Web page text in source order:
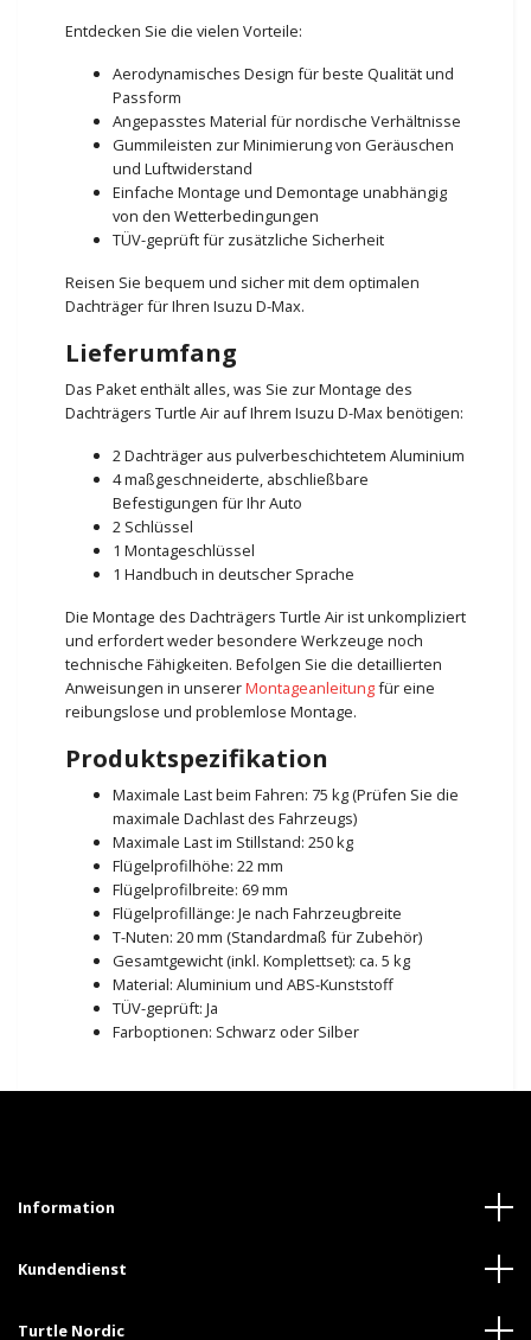
Entdecken Sie die vielen Vorteile:
Aerodynamisches Design für beste Qualität und
Passform
Angepasstes Material für nordische Verhältnisse
Gummileisten zur Minimierung von Geräuschen
und Luftwiderstand
Einfache Montage und Demontage unabhängig
von den Wetterbedingungen
TÜV-geprüft für zusätzliche Sicherheit
Reisen Sie bequem und sicher mit dem optimalen
Dachträger für Ihren Isuzu D-Max.
Lieferumfang
Das Paket enthält alles, was Sie zur Montage des
Dachträgers Turtle Air auf Ihrem Isuzu D-Max benötigen:
2 Dachträger aus pulverbeschichtetem Aluminium
4 maßgeschneiderte, abschließbare
Befestigungen für Ihr Auto
2 Schlüssel
1 Montageschlüssel
1 Handbuch in deutscher Sprache
Die Montage des Dachträgers Turtle Air ist unkompliziert
und erfordert weder besondere Werkzeuge noch
technische Fähigkeiten. Befolgen Sie die detaillierten
Anweisungen in unsererMontageanleitungfür eine
reibungslose und problemlose Montage.
Produktspezifikation
Maximale Last beim Fahren: 75 kg (Prüfen Sie die
maximale Dachlast des Fahrzeugs)
Maximale Last im Stillstand: 250 kg
Flügelprofilhöhe: 22 mm
Flügelprofilbreite: 69 mm
Flügelprofillänge: Je nach Fahrzeugbreite
T-Nuten: 20 mm (Standardmaß für Zubehör)
Gesamtgewicht (inkl. Komplettset): ca. 5 kg
Material: Aluminium und ABS-Kunststoff
TÜV-geprüft: Ja
Farboptionen: Schwarz oder Silber
Information
Kundendienst
Turtle Nordic